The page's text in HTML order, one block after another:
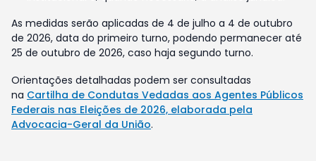
As medidas serão aplicadas de 4 de julho a 4 de outubro
de 2026, data do primeiro turno, podendo permanecer até
25 de outubro de 2026, caso haja segundo turno.
Orientações detalhadas podem ser consultadas
na Cartilha de Condutas Vedadas aos Agentes Públicos
Federais nas Eleições de 2026, elaborada pela
Advocacia-Geral da União.